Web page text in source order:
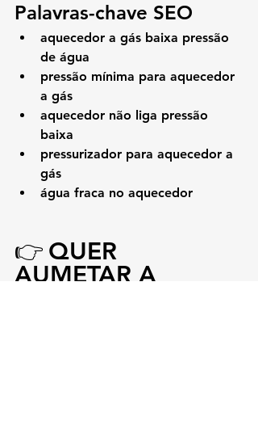
Palavras-chave SEO
aquecedor a gás baixa pressão
de água
pressão mínima para aquecedor
a gás
aquecedor não liga pressão
baixa
pressurizador para aquecedor a
gás
água fraca no aquecedor
👉 QUER
AUMETAR A